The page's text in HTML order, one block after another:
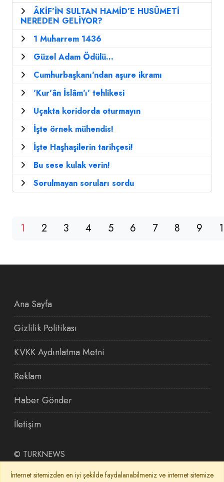
ÂKİF’İN SULTAN HAMİD’E HUSÛMETİ
NEREDEN GELİYOR?
1 Muharrem 1436
Güzel Adam Ödülü...
Cumhurbaşkanı'ndan aşure ikramı
'Kur'ân İslâm'ı' tehlikesi
Uçakta koridorda oturmayın
İşte örnek mühendis!
İşte Haşhaşilerin tarihçesi!
Bu sese kulak verin!
Sorulmayan soruları sordu
1 2 3 4 5 6 7 8 9
Ana Sayfa
Gizlilik Politikası
KVKK Aydınlatma Metni
Reklam
Haber Gönder
İletişim
© TURKNEWS
İnternet sitemizden en iyi şekilde faydalanabilmeniz ve internet sitemize